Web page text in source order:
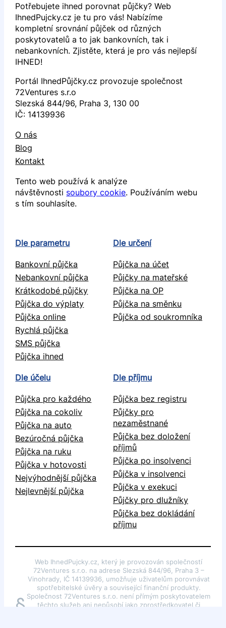
Potřebujete ihned porovnat půjčky? Web
IhnedPujcky.cz je tu pro vás! Nabízíme
kompletní srovnání půjček od různých
poskytovatelů a to jak bankovních, tak i
nebankovních. Zjistěte, která je pro vás nejlepší
IHNED!
Portál IhnedPůjčky.cz provozuje společnost
72Ventures s.r.o
Slezská 844/96, Praha 3, 130 00
IČ: 14139936
O nás
Blog
Kontakt
Tento web používá k analýze
návštěvnosti soubory cookie. Používáním webu
s tím souhlasíte.
Dle parametru
Bankovní půjčka
Nebankovní půjčka
Krátkodobé půjčky
Půjčka do výplaty
Půjčka online
Rychlá půjčka
SMS půjčka
Půjčka ihned
Dle určení
Půjčka na účet
Půjčky na mateřské
Půjčka na OP
Půjčka na směnku
Půjčka od soukromníka
Dle účelu
Půjčka pro každého
Půjčka na cokoliv
Půjčka na auto
Bezúročná půjčka
Půjčka na ruku
Půjčka v hotovosti
Nejvýhodnější půjčka
Nejlevnější půjčka
Dle příjmu
Půjčka bez registru
Půjčky pro
nezaměstnané
Půjčka bez doložení
příjmů
Půjčka po insolvenci
Půjčka v insolvenci
Půjčka v exekuci
Půjčky pro dlužníky
Půjčka bez dokládání
příjmu
§
Web IhnedPujcky.cz, který je provozován společností
72Ventures s.r.o. na adrese Slezská 844/96, Praha 3 –
Vinohrady, IČ 14139936, umožňuje uživatelům porovnávat
spotřebitelské úvěry a související finanční produkty.
Společnost 72Ventures s.r.o. není přímým poskytovatelem
těchto služeb ani nepůsobí jako zprostředkovatel či